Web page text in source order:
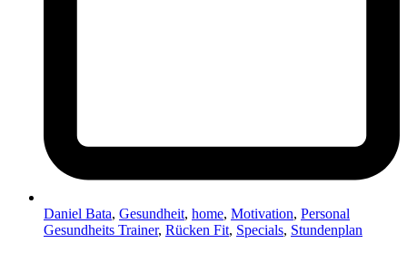
Daniel Bata, Gesundheit, home, Motivation, Personal
Gesundheits Trainer, Rücken Fit, Specials, Stundenplan